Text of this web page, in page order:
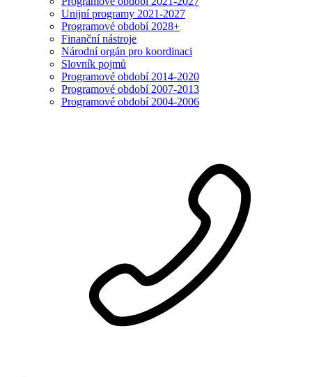
Unijní programy 2021-2027
Programové období 2028+
Finanční nástroje
Národní orgán pro koordinaci
Slovník pojmů
Programové období 2014-2020
Programové období 2007-2013
Programové období 2004-2006